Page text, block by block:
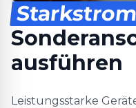
Starkstrom
ausführen
Leistungsstarke